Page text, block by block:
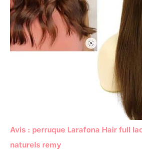
Avis : perruque Larafona Hair full
naturels remy